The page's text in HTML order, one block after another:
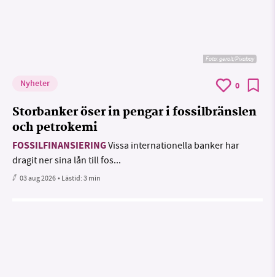
Foto:geralt/Pixabay
Nyheter 0
Storbanker öser in pengar i fossilbränslen
och petrokemi
FOSSILFINANSIERINGVissa internationella banker har
dragit ner sina lån till fos...
03 aug 2026• Lästid:3 min